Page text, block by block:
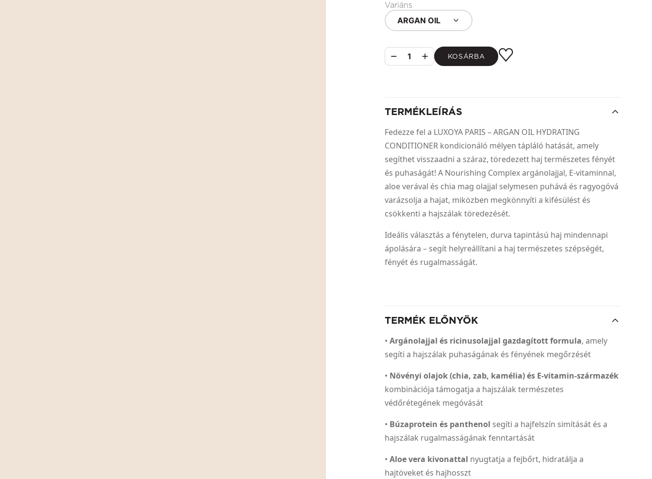
Variáns
ARGAN OIL
1 KOSÁRBA
TERMÉKLEÍRÁS
Fedezze fel a LUXOYA PARIS – ARGAN OIL HYDRATING
CONDITIONER kondicionáló mélyen tápláló hatását, amely
segíthet visszaadni a száraz, töredezett haj természetes fényét
és puhaságát! A Nourishing Complex argánolajjal, E-vitaminnal,
aloe verával és chia mag olajjal selymesen puhává és ragyogóvá
varázsolja a hajat, miközben megkönnyíti a kifésülést és
csökkenti a hajszálak töredezését.
Ideális választás a fénytelen, durva tapintású haj mindennapi
ápolására – segít helyreállítani a haj természetes szépségét,
fényét és rugalmasságát.
TERMÉK ELŐNYÖK
•Argánolajjal és ricinusolajjal gazdagított formula, amely
segíti a hajszálak puhaságának és fényének megőrzését
• Növényi olajok (chia, zab, kamélia) és E-vitamin-származék
kombinációja támogatja a hajszálak természetes
védőrétegének megóvását
• Búzaprotein és panthenol segíti a hajfelszín simítását és a
hajszálak rugalmasságának fenntartását
•Aloe vera kivonattal nyugtatja a fejbőrt, hidratálja a
hajtöveket és hajhosszt